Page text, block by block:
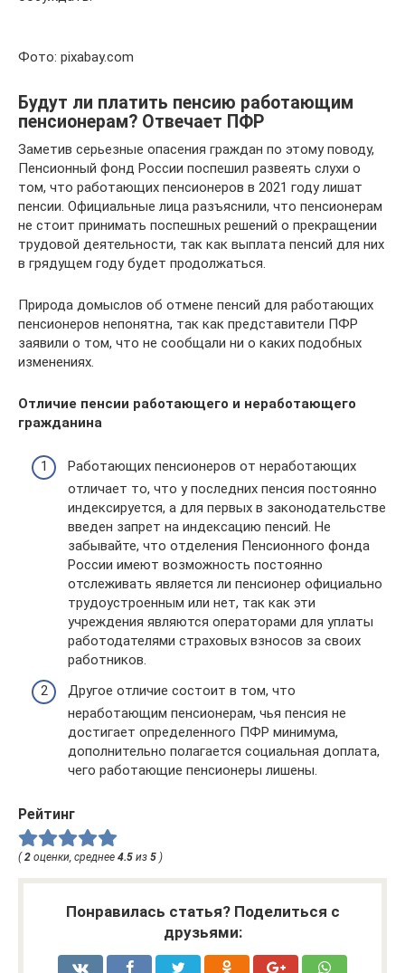
Фото: pixabay.com
Будут ли платить пенсию работающим
пенсионерам? Отвечает ПФР
Заметив серьезные опасения граждан по этому поводу,
Пенсионный фонд России поспешил развеять слухи о
том, что работающих пенсионеров в 2021 году лишат
пенсии. Официальные лица разъяснили, что пенсионерам
не стоит принимать поспешных решений о прекращении
трудовой деятельности, так как выплата пенсий для них
в грядущем году будет продолжаться.
Природа домыслов об отмене пенсий для работающих
пенсионеров непонятна, так как представители ПФР
заявили о том, что не сообщали ни о каких подобных
изменениях.
Отличие пенсии работающего и неработающего
гражданина
Работающих пенсионеров от неработающих
отличает то, что у последних пенсия постоянно
индексируется, а для первых в законодательстве
введен запрет на индексацию пенсий. Не
забывайте, что отделения Пенсионного фонда
России имеют возможность постоянно
отслеживать является ли пенсионер официально
трудоустроенным или нет, так как эти
учреждения являются операторами для уплаты
работодателями страховых взносов за своих
работников.
Другое отличие состоит в том, что
неработающим пенсионерам, чья пенсия не
достигает определенного ПФР минимума,
дополнительно полагается социальная доплата,
чего работающие пенсионеры лишены.
Рейтинг
(2 оценки, среднее 4.5 из 5 )
Понравилась статья? Поделиться с
друзьями: